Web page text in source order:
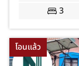
3
โอนแล้ว